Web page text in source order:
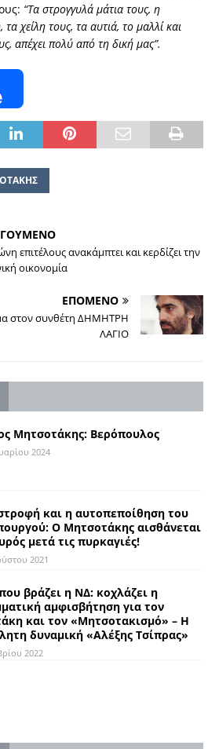
“Tα στρογγυλά μάτια τους, η
χείλη τους, τα αυτιά, το μαλλί και
απέχει πολύ από τη δική μας”.
επιτέλους ανακάμπτει και κερδίζει την
οικονομία
ΕΠΟΜΕΝΟ
στον συνθέτη ΔΗΜΗΤΡΗ
ΛΑΓΙΟ
Μητσοτάκης: Βερόπουλος
2024
και η αυτοπεποίθηση του
Ο Μητσοτάκης αισθάνεται
μετά τις πυρκαγιές!
2021
βράζει η ΝΔ: κοχλάζει η
αμφισβήτηση για τον
και τον «Μητσοτακισμό» – Η
δυναμική «Αλέξης Τσίπρας»
2022